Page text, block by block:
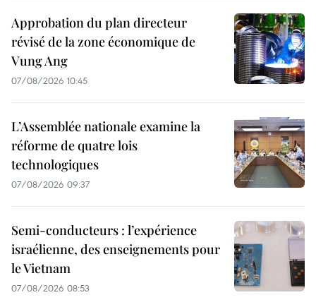
Approbation du plan directeur
révisé de la zone économique de
Vung Ang
07/08/2026 10:45
L’Assemblée nationale examine la
réforme de quatre lois
technologiques
07/08/2026 09:37
Semi-conducteurs : l’expérience
israélienne, des enseignements pour
le Vietnam
07/08/2026 08:53